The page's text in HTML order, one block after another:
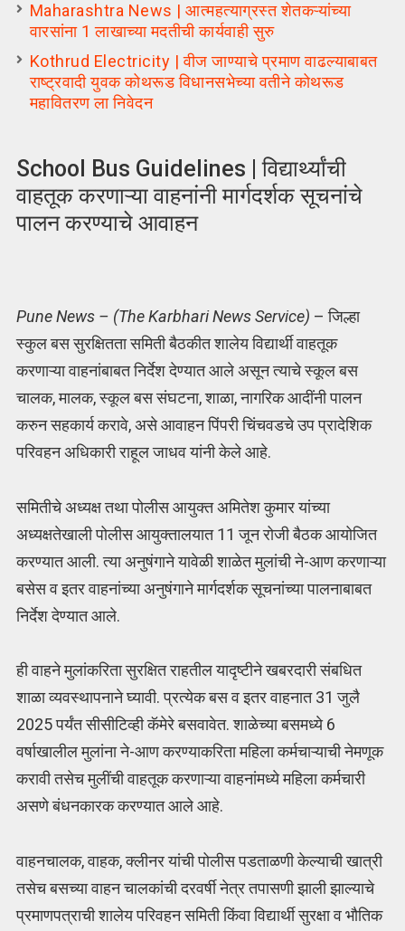
Maharashtra News | आत्महत्याग्रस्त शेतकऱ्यांच्या
वारसांना 1 लाखाच्या मदतीची कार्यवाही सुरु
Kothrud Electricity | वीज जाण्याचे प्रमाण वाढल्याबाबत
राष्ट्रवादी युवक कोथरूड विधानसभेच्या वतीने कोथरूड
महावितरण ला निवेदन
School Bus Guidelines | विद्यार्थ्यांची
वाहतूक करणाऱ्या वाहनांनी मार्गदर्शक सूचनांचे
पालन करण्याचे आवाहन
Pune News – (The Karbhari News Service) – जिल्हा
स्कुल बस सुरक्षितता समिती बैठकीत शालेय विद्यार्थी वाहतूक
करणाऱ्या वाहनांबाबत निर्देश देण्यात आले असून त्याचे स्कूल बस
चालक, मालक, स्कूल बस संघटना, शाळा, नागरिक आदींनी पालन
करुन सहकार्य करावे, असे आवाहन पिंपरी चिंचवडचे उप प्रादेशिक
परिवहन अधिकारी राहूल जाधव यांनी केले आहे.
समितीचे अध्यक्ष तथा पोलीस आयुक्त अमितेश कुमार यांच्या
अध्यक्षतेखाली पोलीस आयुक्तालयात 11 जून रोजी बैठक आयोजित
करण्यात आली. त्या अनुषंगाने यावेळी शाळेत मुलांची ने-आण करणाऱ्या
बसेस व इतर वाहनांच्या अनुषंगाने मार्गदर्शक सूचनांच्या पालनाबाबत
निर्देश देण्यात आले.
ही वाहने मुलांकरिता सुरक्षित राहतील यादृष्टीने खबरदारी संबधित
शाळा व्यवस्थापनाने घ्यावी. प्रत्येक बस व इतर वाहनात 31 जुलै
2025 पर्यंत सीसीटिव्ही कॅमेरे बसवावेत. शाळेच्या बसमध्ये 6
वर्षाखालील मुलांना ने-आण करण्याकरिता महिला कर्मचाऱ्याची नेमणूक
करावी तसेच मुलींची वाहतूक करणाऱ्या वाहनांमध्ये महिला कर्मचारी
असणे बंधनकारक करण्यात आले आहे.
वाहनचालक, वाहक, क्लीनर यांची पोलीस पडताळणी केल्याची खात्री
तसेच बसच्या वाहन चालकांची दरवर्षी नेत्र तपासणी झाली झाल्याचे
प्रमाणपत्राची शालेय परिवहन समिती किंवा विद्यार्थी सुरक्षा व भौतिक